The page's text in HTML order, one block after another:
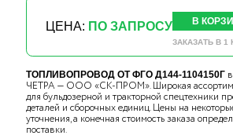
ЦЕНА: ПО ЗАПРОСУ В
ЗАКАЗАТЬ В 1
ТОПЛИВОПРОВОД ОТ ФГО Д144-1104150Гв
ЧЕТРА — ООО «СК-ПРОМ». Широкая
для бульдозерной и тракторной спецтехники
деталей и сборочных единиц. Цены на
уточнения, а конечная стоимость заказа
поставки.